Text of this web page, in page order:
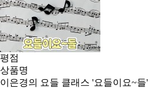
평점
상품명
이은경의 요들 클래스 '요들이요~들'